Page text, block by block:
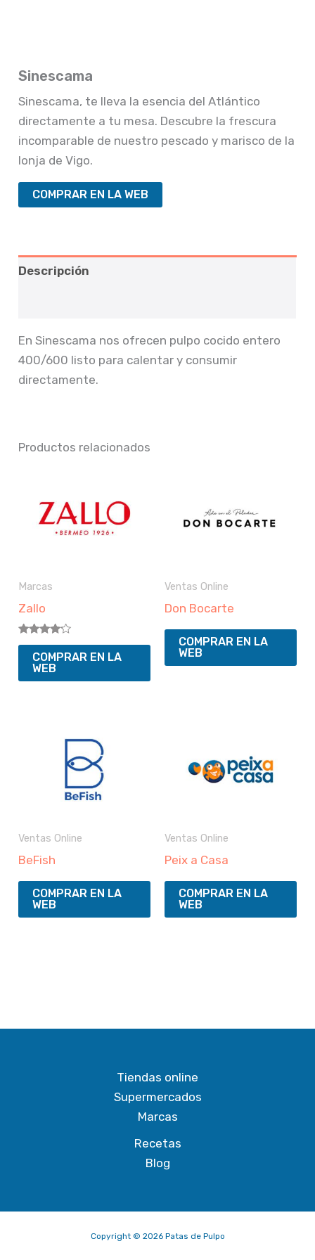
Sinescama
Sinescama, te lleva la esencia del Atlántico
directamente a tu mesa. Descubre la frescura
incomparable de nuestro pescado y marisco de la
lonja de Vigo.
COMPRAR EN LA WEB
Descripción
En Sinescama nos ofrecen pulpo cocido entero
400/600 listo para calentar y consumir
directamente.
Productos relacionados
Marcas
Zallo
Valorado
con
4.00
de 5
COMPRAR EN LA
WEB
Ventas Online
Don Bocarte
COMPRAR EN LA
WEB
Ventas Online
BeFish
COMPRAR EN LA
WEB
Ventas Online
Peix a Casa
COMPRAR EN LA
WEB
Tiendas online
Supermercados
Marcas
Recetas
Blog
Copyright © 2026 Patas de Pulpo